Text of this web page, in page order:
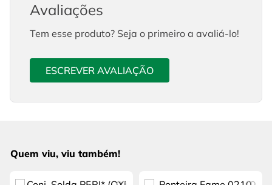
Avaliações
Tem esse produto? Seja o primeiro a avaliá-lo!
ESCREVER AVALIAÇÃO
Quem viu, viu também!